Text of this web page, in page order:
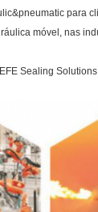
para
móvel, nas
Sealing